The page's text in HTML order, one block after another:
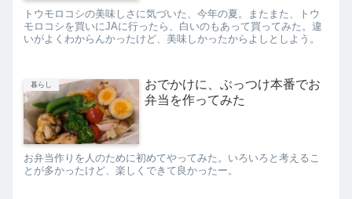
トウモロコシの美味しさに気づいた、今年の夏。またまた、トウ
モロコシを買いにJAに行ったら、白いのもあって買ってみた。違
いがよくわからんかったけど、美味しかったからよしとしよう。
暮らし
おでかけに、ぶっつけ本番でお
弁当を作ってみた
お弁当作りを人のために初めてやってみた。いろいろと考えるこ
とが多かったけど、楽しくできて良かったー。